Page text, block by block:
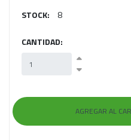
STOCK: 8
CANTIDAD: